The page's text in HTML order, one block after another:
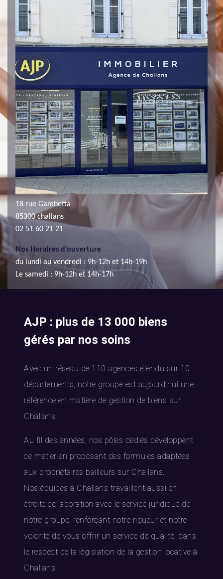
18 rue Gambetta
85300 challans
02 51 60 21 21
Nos Horaires d'ouverture
du lundi au vendredi : 9h-12h et 14h-19h
Le samedi : 9h-12h et 14h-17h
AJP : plus de 13 000 biens
gérés par nos soins
Avec un réseau de 110 agences étendu sur 10
départements, notre groupe est aujourd’hui une
référence en matière de gestion de biens sur
Challans.
Au fil des années, nos pôles dédiés développent
ce métier en proposant des formules adaptées
aux propriétaires bailleurs sur Challans.
Nos équipes à Challans travaillent aussi en
étroite collaboration avec le service juridique de
notre groupe, renforçant notre rigueur et notre
volonté de vous offrir un service de qualité, dans
le respect de la législation de la gestion locative à
Challans.